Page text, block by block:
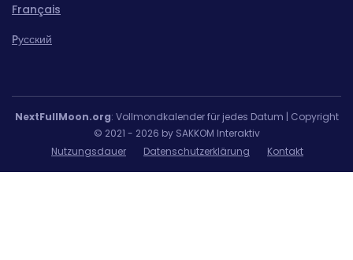
Français
Pусский
NextFullMoon.org: Vollmondkalender für jedes Datum | Copyright
© 2021 - 2026 by SAKKOM Interaktiv
Nutzungsdauer
Datenschutzerklärung Kontakt